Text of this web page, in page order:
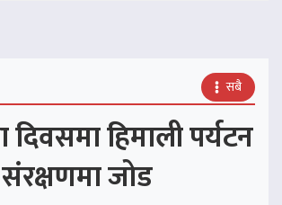
सबै
हिमाली पर्यटन
संरक्षणमा जोड